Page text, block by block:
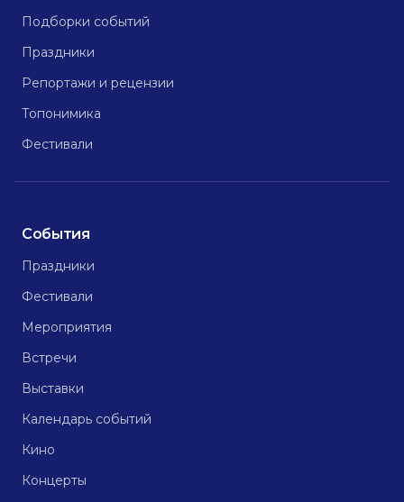
Подборки событий
Праздники
Репортажи и рецензии
Топонимика
Фестивали
События
Праздники
Фестивали
Мероприятия
Встречи
Выставки
Календарь событий
Кино
Концерты